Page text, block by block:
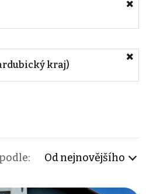
kraj)
Od nejnovějšího